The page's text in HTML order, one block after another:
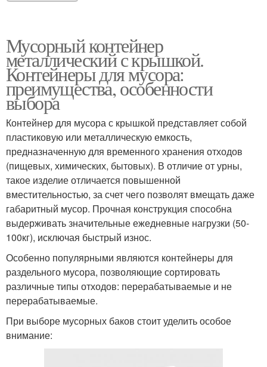
Мусорный контейнер
металлический с крышкой.
Контейнеры для мусора:
преимущества, особенности
выбора
Контейнер для мусора с крышкой представляет собой
пластиковую или металлическую емкость,
предназначенную для временного хранения отходов
(пищевых, химических, бытовых). В отличие от урны,
такое изделие отличается повышенной
вместительностью, за счет чего позволят вмещать даже
габаритный мусор. Прочная конструкция способна
выдерживать значительные ежедневные нагрузки (50-
100кг), исключая быстрый износ.
Особенно популярными являются контейнеры для
раздельного мусора, позволяющие сортировать
различные типы отходов: перерабатываемые и не
перерабатываемые.
При выборе мусорных баков стоит уделить особое
внимание: